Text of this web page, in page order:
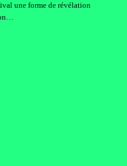
une forme de révélation